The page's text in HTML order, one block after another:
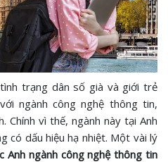
trạng dân số già và giới trẻ
ngành công nghệ thông tin,
Chính vì thế, ngành này tại Anh
có dấu hiệu hạ nhiệt. Một vài lý
Anh ngành công nghệ thông tin